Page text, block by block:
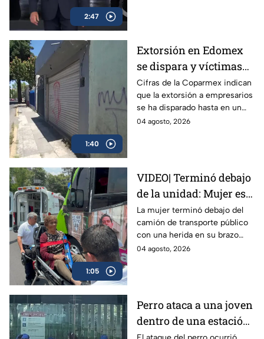
2:47
1:40
Extorsión en Edomex
se dispara y víctimas
reportan que
delincuentes ya se
meten a los locales
Cifras de la Coparmex indican
que la extorsión a empresarios
se ha disparado hasta en un
70% en los últimos 10 años. La
04 agosto, 2026
1:05
VIDEO| Terminó debajo
de la unidad: Mujer es
atropellada por camión
de transporte público
en la México-Tacuba;
logra sobrevivir
La mujer terminó debajo del
camión de transporte público
con una herida en su brazo
izquierdo, por lo que fue
04 agosto, 2026
Perro ataca a una joven
dentro de una estación